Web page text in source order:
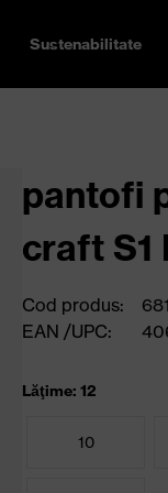
Sustenabilitate
pantofi
craft S1
Cod produs:
EAN /UPC:
Lăţime: 12
10